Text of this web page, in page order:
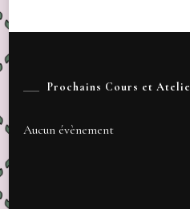
Prochains Cours et
Aucun évènement